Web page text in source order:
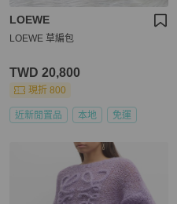
LOEWE
LOEWE 草編包
TWD 20,800
現折 800
近新閒置品 本地 免運